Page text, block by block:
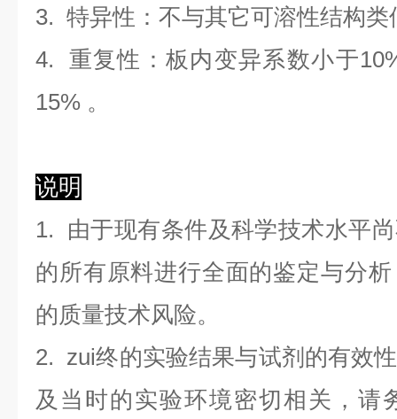
3. 特异性：不与其它可溶性结构类
4. 重复性：板内变异系数小于10
15% 。
说明
1. 由于现有条件及科学技术水平
的所有原料进行全面的鉴定与分
的质量技术风险。
2. zui终的实验结果与试剂的有效
及当时的实验环境密切相关，请